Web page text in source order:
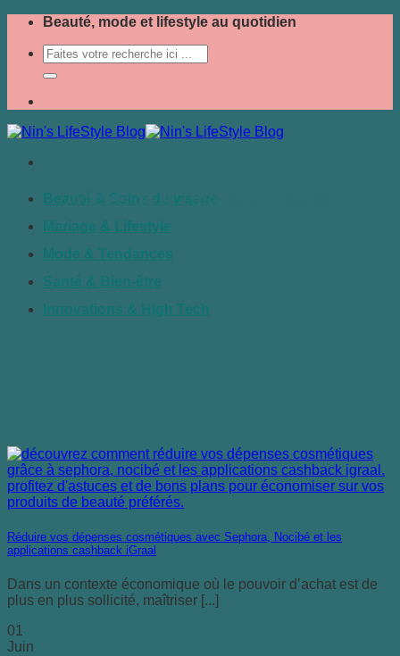
Passer
contenu
Beauté, mode et lifestyle au quotidien
Beauté & Soins du visage
Mariage & Lifestyle
Mode & Tendances
Santé & Bien-être
Innovations & High Tech
Réduire vos dépenses cosmétiques avec Sephora, Nocibé et les
applications cashback iGraal
Dans un contexte économique où le pouvoir d’achat est de
plus en plus sollicité, maîtriser [...]
01
Juin